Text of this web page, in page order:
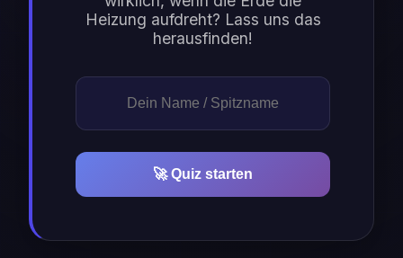
Heizung aufdreht? Lass uns das
herausfinden!
🚀 Quiz starten